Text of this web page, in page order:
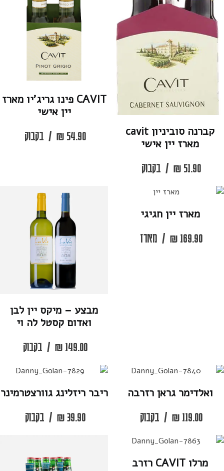
קברנה סוביניון cavit
מארז יין אישי
₪ 51.90
/ בקבוק
CAVIT פינו גריג’יו מארז
יין אישי
₪ 54.90
/ בקבוק
מארז יין חגיגי
₪ 169.90
/ מארז
מבצע – מיקס יין לבן
ואדום קסטל לה וי
₪ 149.00
/ בקבוק
ואלדימר גראן רזרבה
₪ 119.00
/ בקבוק
ריבר ריזלינג גוורצטרמינר
₪39.90
/ בקבוק
מרלו CAVIT רזרב